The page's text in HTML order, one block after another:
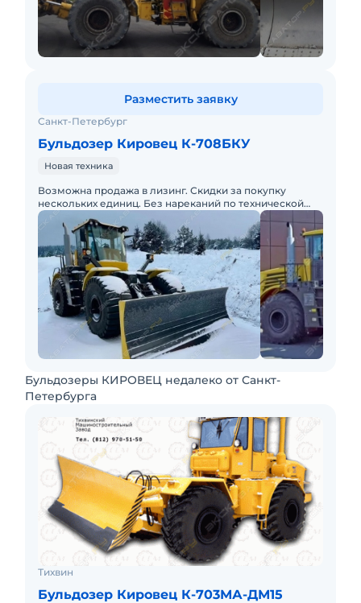
Санкт-Петербург
Бульдозер Кировец К-708БКУ
Новая техника
Возможна продажа в лизинг. Скидки за покупку
нескольких единиц. Без нареканий по технической
части.
Разместить заявку
Бульдозеры КИРОВЕЦ недалеко от Санкт-
Петербурга
Тихвин
Бульдозер Кировец К-703МА-ДМ15